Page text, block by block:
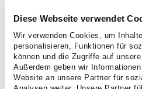
Diese Webseite verwendet
Wir verwenden Cookies, um
personalisieren, Funktionen für
können und die Zugriffe auf
Außerdem geben wir
Website an unsere Partner für
Interstitielle
Vielfältige Ursachen